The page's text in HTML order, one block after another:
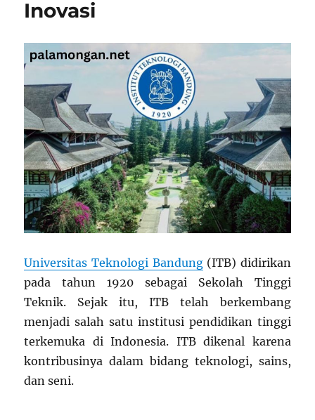
Inovasi
Universitas Teknologi Bandung(ITB) didirikan
pada tahun 1920 sebagai Sekolah Tinggi
Teknik. Sejak itu, ITB telah berkembang
menjadi salah satu institusi pendidikan tinggi
terkemuka di Indonesia. ITB dikenal karena
kontribusinya dalam bidang teknologi, sains,
dan seni.